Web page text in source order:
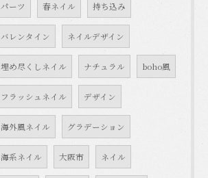
パーツ 春ネイル 持ち込み
バレンタイン ネイルデザイン
埋め尽くしネイル ナチュラル boho風
フラッシュネイル デザイン
海外風ネイル グラデーション
海系ネイル 大阪市 ネイル